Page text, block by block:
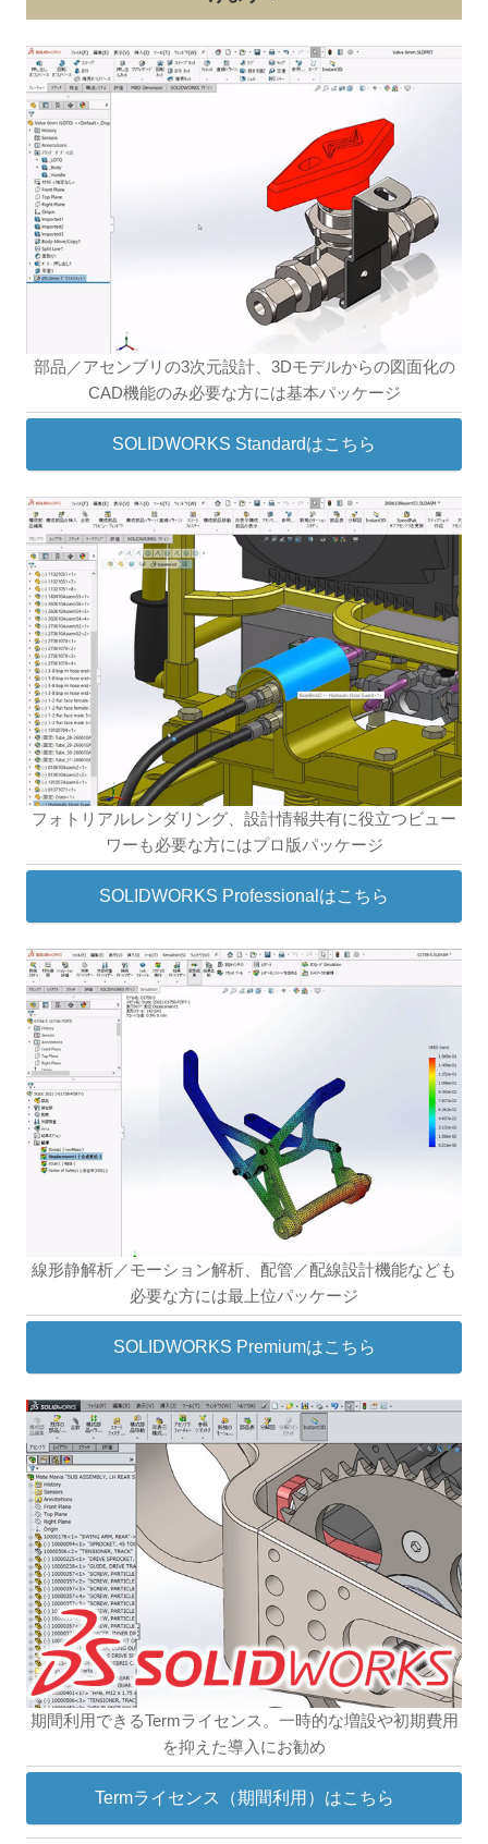
部品／アセンブリの3次元設計、3Dモデルからの図面化の
CAD機能のみ必要な方には基本パッケージ
SOLIDWORKS Standardはこちら
フォトリアルレンダリング、設計情報共有に役立つビュー
ワーも必要な方にはプロ版パッケージ
SOLIDWORKS Professionalはこちら
線形静解析／モーション解析、配管／配線設計機能なども
必要な方には最上位パッケージ
SOLIDWORKS Premiumはこちら
期間利用できるTermライセンス。一時的な増設や初期費用
を抑えた導入にお勧め
Termライセンス（期間利用）はこちら